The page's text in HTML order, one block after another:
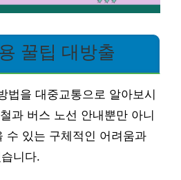
꿀팁 대방출
법을 대중교통으로 알아보시
과 버스 노선 안내뿐만 아니
수 있는 구체적인 어려움과
니다.